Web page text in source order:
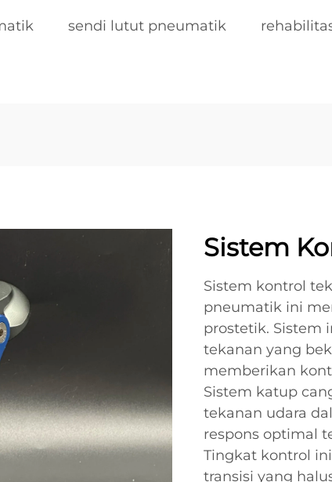
sendi lutut pneumatik
Sistem
Sistem kontrol
pneumatik ini
prostetik. Sistem
tekanan yang
memberikan
Sistem katup
tekanan udara
respons optimal
Tingkat kontrol
transisi yang